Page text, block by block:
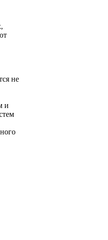
не
и